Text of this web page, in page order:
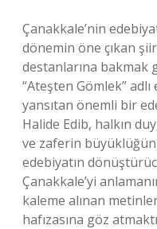
Çanakkale’nin
dönemin öne çıkan
destanlarına bakmak
“Ateşten Gömlek”
yansıtan önemli bir
Halide Edib, halkın
ve zaferin
edebiyatın
Çanakkale’yi
kaleme alınan
hafızasına göz